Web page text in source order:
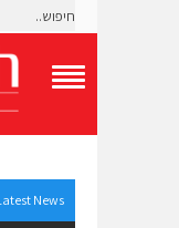
g
l
e
N
News